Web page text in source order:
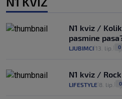
N1 kviz /
pasmine
LJUBIMCI 13. lip. 0
N1 kviz /
LIFESTYLE 8. lip. 0